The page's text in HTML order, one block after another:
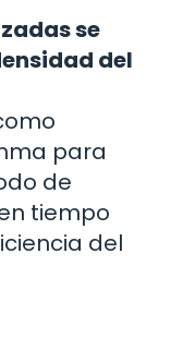
se
del
para
de
tiempo
del